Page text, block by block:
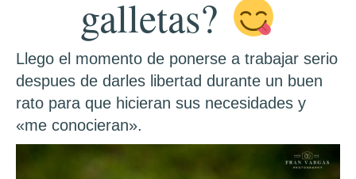
galletas?
Llego el momento de ponerse a trabajar serio
despues de darles libertad durante un buen
rato para que hicieran sus necesidades y
«me conocieran».